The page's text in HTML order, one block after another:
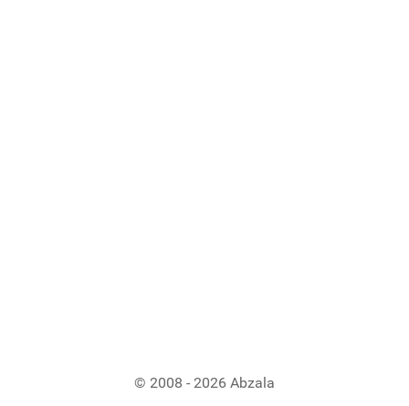
© 2008 - 2026 Abzala